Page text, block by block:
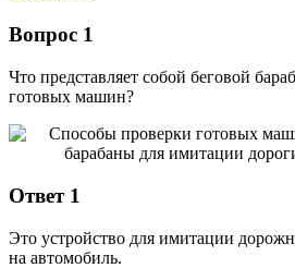
Вопрос 1
Что представляет собой беговой
готовых машин?
Ответ 1
Это устройство для имитации
на автомобиль.